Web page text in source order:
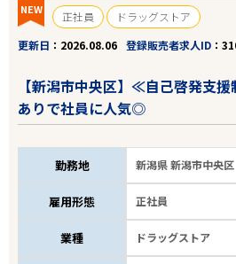
NEW 正社員
ドラッグストア
更新日
2026.08.06 登録販売者求人ID
【新潟市中央区】≪自己啓発支
ありで社員に人気◎
勤務地 新潟県 新潟市中央
雇用形態 正社員
業種 ドラッグストア